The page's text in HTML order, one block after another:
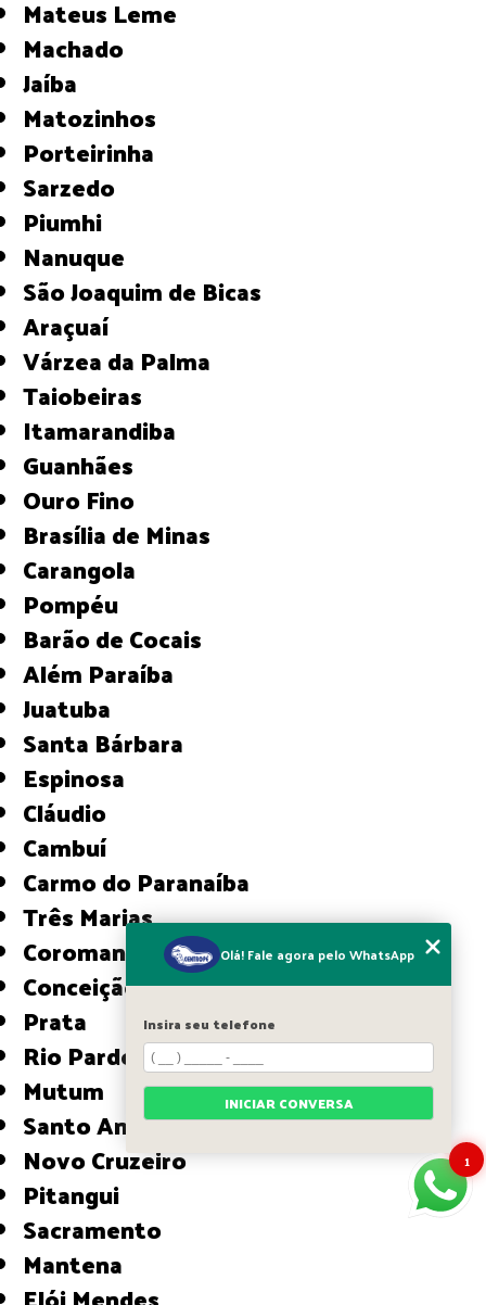
Mateus Leme
Machado
Jaíba
Matozinhos
Porteirinha
Sarzedo
Piumhi
Nanuque
São Joaquim de Bicas
Araçuaí
Várzea da Palma
Taiobeiras
Itamarandiba
Guanhães
Ouro Fino
Brasília de Minas
Carangola
Pompéu
Barão de Cocais
Além Paraíba
Juatuba
Santa Bárbara
Espinosa
Cláudio
Cambuí
Carmo do Paranaíba
Três Marias
Coromandel
Conceição das Alagoas
Prata
Rio Pardo de Minas
Mutum
Santo Antônio do Monte
Novo Cruzeiro
Pitangui
Sacramento
Mantena
1
Olá! Fale agora pelo WhatsApp
Insira seu telefone
INICIAR CONVERSA